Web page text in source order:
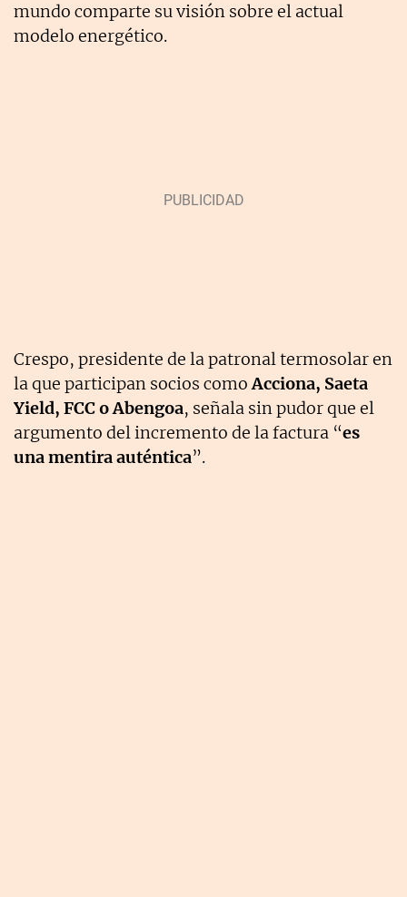
mundo comparte su visión sobre el actual
modelo energético.
Crespo, presidente de la patronal termosolar en
la que participan socios comoAcciona, Saeta
Yield, FCC o Abengoa, señala sin pudor que el
argumento del incremento de la factura “es
una mentira auténtica”.